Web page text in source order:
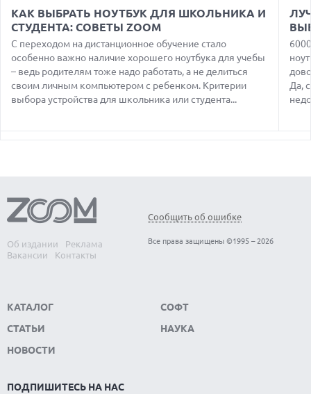
ОПЕРАТОРОМ ИНДУСТРИИ РОБОТАКСИ
HUAWEI ПРЕДСТАВИЛА ПЛАНШЕТ MATEPAD PRO 2026
ТОЛЩИНОЙ 4,7 ММ И 12" OLED МАТРИЦЕЙ
06.08.2026
TROUVER ПРЕДСТАВИЛ НОВЫЕ ТЕХНОЛОГИИ ВЛАЖНОЙ
УБОРКИ И ЛИНЕЙКУ ТЕХНИКИ 2026 ГОДА
СПУТНИКОВОЙ СВЯЗЬЮ
06.08.2026
ФЕРМЕРЫ ИЗ КЕНТУККИ ОТВЕРГЛИ ПРЕДЛОЖЕНИЕ В 26
МИЛЛИОНОВ ДОЛЛАРОВ ЗА СТРОИТЕЛЬСТВО ЦОД
КАК ВЫБРАТЬ НОУТБУК ДЛЯ ШКОЛЬНИКА И
СТУДЕНТА: СОВЕТЫ ZOOM
С переходом на дистанционное обучение стало
особенно важно наличие хорошего ноутбука для учебы
– ведь родителям тоже надо работать, а не делиться
своим личным компьютером с ребенком. Критерии
выбора устройства для школьника или студента...
Да,
Об издании
Реклама
Вакансии
Контакты
Сообщить об ошибке
Все права защищены ©1995 – 2026
КАТАЛОГ
СТАТЬИ
НОВОСТИ
СОФТ
НАУКА
ПОДПИШИТЕСЬ НА НАС